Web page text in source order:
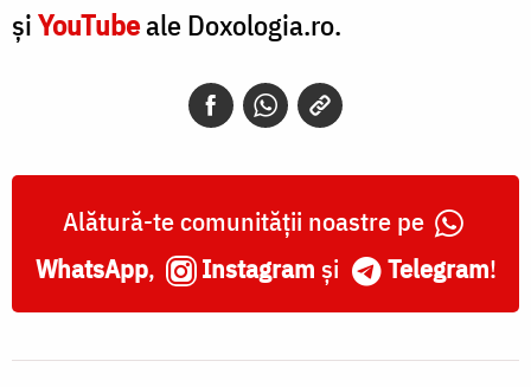
șiYouTubeale Doxologia.ro.
Alătură-te comunității noastre pe
WhatsApp, Instagram și Telegram!